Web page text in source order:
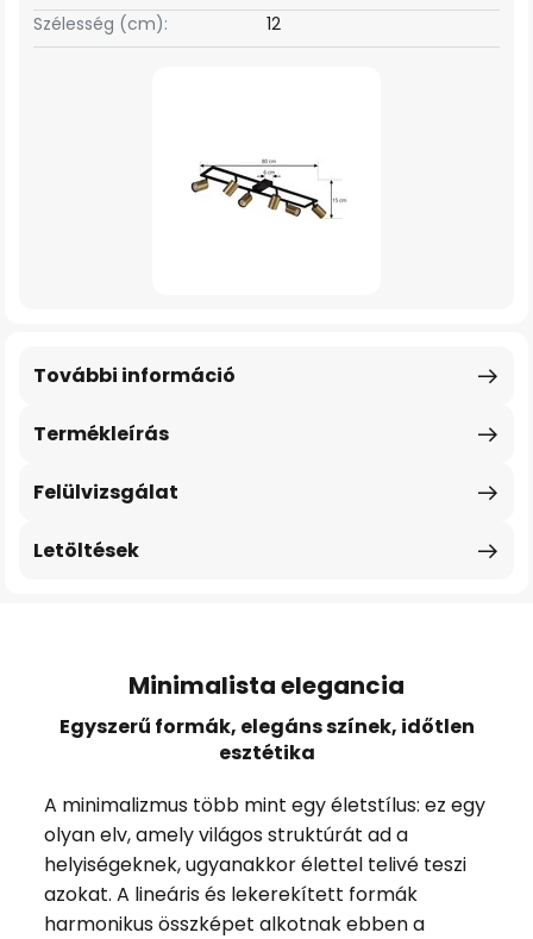
Szélesség (cm): 12
Termékleírás
További információ
Felülvizsgálat
Letöltések
Minimalista elegancia
Egyszerű formák, elegáns színek, időtlen
esztétika
A minimalizmus több mint egy életstílus: ez egy
olyan elv, amely világos struktúrát ad a
helyiségeknek, ugyanakkor élettel telivé teszi
azokat. A lineáris és lekerekített formák
harmonikus összképet alkotnak ebben a